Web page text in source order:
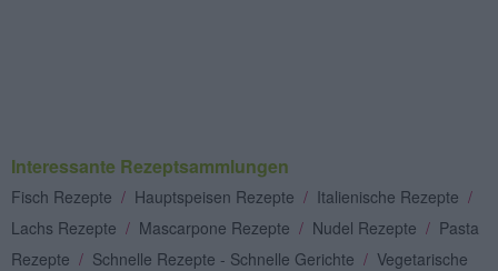
Interessante Rezeptsammlungen
Fisch Rezepte / Hauptspeisen Rezepte / Italienische Rezepte /
Lachs Rezepte / Mascarpone Rezepte / Nudel Rezepte / Pasta
Rezepte / Schnelle Rezepte - Schnelle Gerichte / Vegetarische